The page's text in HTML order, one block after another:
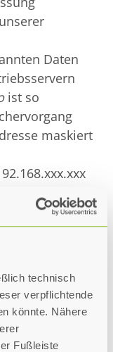
technisch
verpflichtende
könnte. Nähere
Fußleiste
Daten
ist so
maskiert
Gerät
der Daten
Daten
Daten ist
wenn